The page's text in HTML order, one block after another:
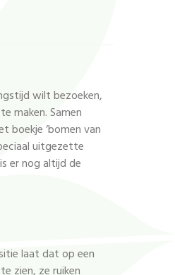
wilt bezoeken,
maken. Samen
boekje ‘bomen van
uitgezette
er nog altijd de
laat dat op een
zien, ze ruiken